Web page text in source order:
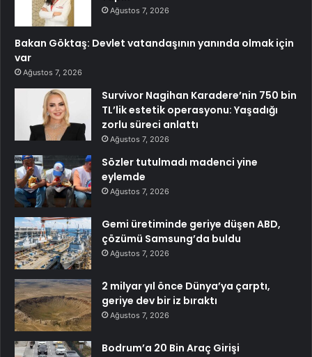
Ağustos 7, 2026
Bakan Göktaş: Devlet vatandaşının yanında olmak için
var
Ağustos 7, 2026
Survivor Nagihan Karadere’nin 750 bin
TL’lik estetik operasyonu: Yaşadığı
zorlu süreci anlattı
Ağustos 7, 2026
Sözler tutulmadı madenci yine
eylemde
Ağustos 7, 2026
Gemi üretiminde geriye düşen ABD,
çözümü Samsung’da buldu
Ağustos 7, 2026
2 milyar yıl önce Dünya’ya çarptı,
geriye dev bir iz bıraktı
Ağustos 7, 2026
Bodrum’a 20 Bin Araç Girişi